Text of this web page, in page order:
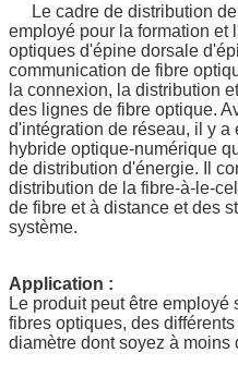
Le cadre de distribution
employé pour la formation et
optiques d'épine dorsale
communication de fibre
la connexion, la distribution
des lignes de fibre optique.
d'intégration de réseau, il y
hybride optique-numérique
de distribution d'énergie. Il
distribution de la fibre-à-le-
de fibre et à distance et des
système.
Application :
Le produit peut être
fibres optiques, des
diamètre dont soyez à moins